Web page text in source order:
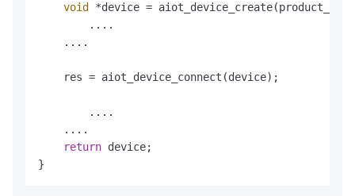
void
*device =
    ....
    res = aiot_device_connect(device);
    ....
return device;
}